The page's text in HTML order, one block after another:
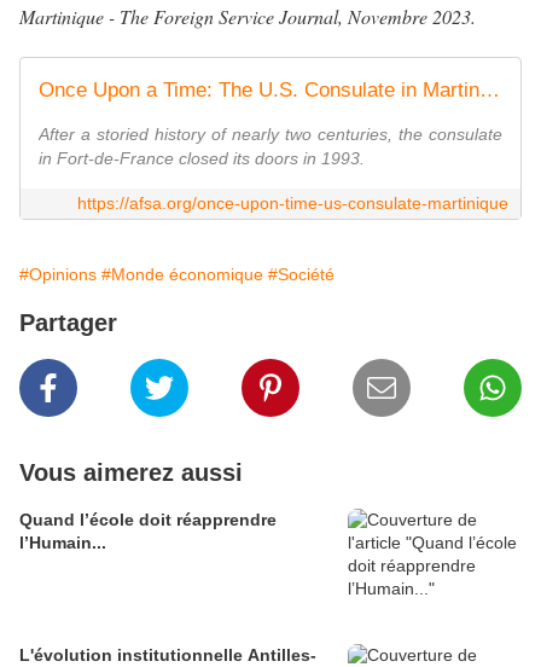
Martinique - The Foreign Service Journal, Novembre 2023.
Once Upon a Time: The U.S. Consulate in Martinique
After a storied history of nearly two centuries, the consulate
in Fort-de-France closed its doors in 1993.
https://afsa.org/once-upon-time-us-consulate-martinique
#Opinions #Monde économique #Société
Partager
Vous aimerez aussi
Quand l’école doit réapprendre
l’Humain...
L'évolution institutionnelle Antilles-